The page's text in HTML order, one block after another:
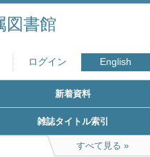
図書館
ログイン English
新着資料
雑誌タイトル索引
すべて見る